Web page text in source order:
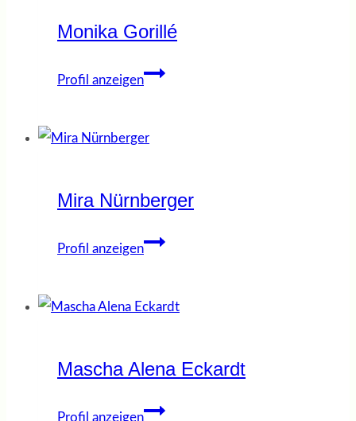
Monika Gorillé
Profil anzeigenMonika
Mira Nürnberger
Profil anzeigenMira
Mascha Alena Eckardt
Profil anzeigenMascha